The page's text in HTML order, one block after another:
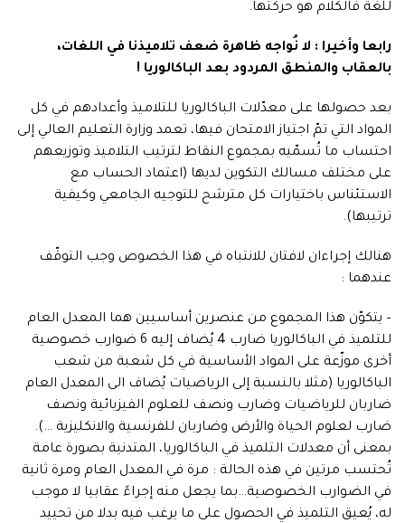
للغة فالكلام هو حركتها.
رابعا وأخيرا : لا نُواجه ظاهرة ضعف تلاميذنا في اللغات،
بالعقاب والمنطق المردود بعد الباكالوريا !
بعد حصولها على معدّلات الباكالوريا للتلاميذ وأعدادهم في كل
المواد التي تمّ اجتياز الامتحان فيها، تعمد وزارة التعليم العالي إلى
احتساب ما تُسمّيه بمجموع النقاط لترتيب التلاميذ وتوزيعهم
على مختلف مسالك التكوين لديها (اعتماد الحساب مع
الاستئناس باختيارات كل مترشح للتوجيه الجامعي وكيفية
ترتيبها).
هنالك إجراءان لافتان للانتباه في هذا الخصوص وجب التوقّف
عندهما :
– يتكوّن هذا المجموع من عنصرين أساسيين هما المعدل العام
للتلميذ في الباكالوريا ضارب 4 يُضاف إليه 6 ضوارب خصوصية
أخرى موزّعة على المواد الأساسية في كل شعبة من شعب
الباكالوريا (مثلا بالنسبة إلى الرياضيات يُضاف الى المعدل العام
ضاربان للرياضيات وضارب ونصف للعلوم الفيزيائية ونصف
ضارب لعلوم الحياة والأرض وضاربان للفرنسية والانكليزية …).
بمعنى أن معدلات التلميذ في الباكالوريا، المتدنية بصورة عامة
تُحتسب مرتين في هذه الحالة : مرة في المعدل العام ومرة ثانية
في الضوارب الخصوصية…بما يجعل منه إجراءً عقابيا لا موجب
له، يُعيق التلميذ في الحصول على ما يرغب فيه بدلا من تحييد